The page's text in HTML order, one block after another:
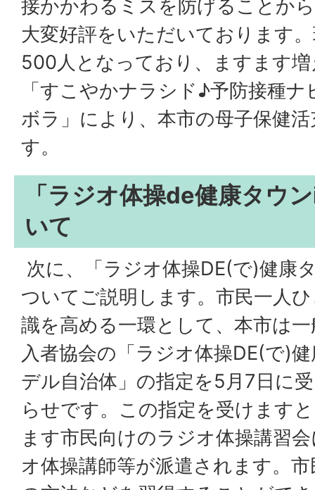
接かかわるミスを防げることか
大変好評をいただいております
500人となっており、ますます
「すこやかナラシド♪予防接種
ボラ」により、本市の母子保健
す。
「ラジオ体操de健康タウ
いて
次に、「ラジオ体操DE(で)健康
ついてご説明します。市民一人
識を高める一環として、本市は
入者協会の「ラジオ体操DE(で)
デル自治体」の指定を5月7日に
らせです。この指定を受けます
ます市民向けのラジオ体操講習
オ体操講師等が派遣されます。